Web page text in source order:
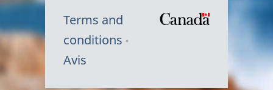
Terms and
conditions
Avis
Symbole